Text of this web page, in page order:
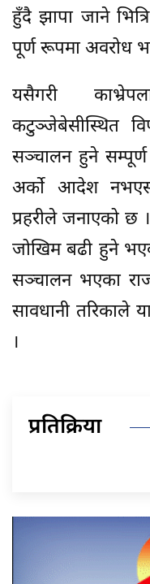
हुँदै झापा जाने
पूर्ण रूपमा अवरोध
यसैगरी
कटुञ्जेबेसीस्थित
सञ्चालन हुने
अर्को आदेश
प्रहरीले जनाएको छ
जोखिम बढी हुने
सञ्चालन भएका
सावधानी तरिकाले
।
प्रतिक्रिया